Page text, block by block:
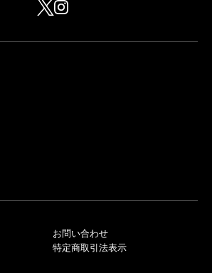
お問い合わせ
特定商取引法表示